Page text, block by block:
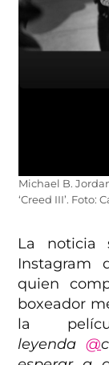
Michael B.
‘Creed III’. Foto:
La noticia
Instagram
quien
boxeador
la
leyenda@